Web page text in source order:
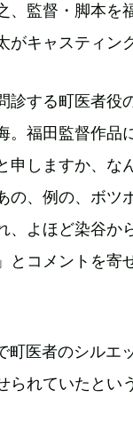
、監督・脚本を
がキャスティン
診する町医者役
。福田監督作品
申しますか、な
の、例の、ボツ
、よほど染谷か
とコメントを寄
医者のシルエ
られていたとい